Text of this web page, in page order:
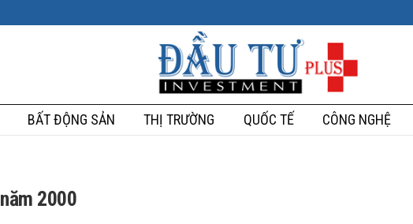
BẤT ĐỘNG SẢN THỊ TRƯỜNG QUỐC TẾ CÔNG NGHỆ
2000